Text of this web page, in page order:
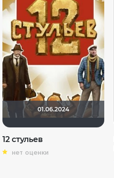
01.06.2024
12 стульев
нет оценки